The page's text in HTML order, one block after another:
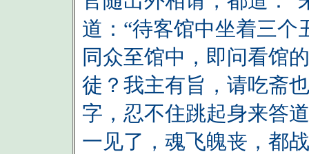
道：“待客馆中坐着三个
同众至馆中，即问看馆
徒？我主有旨，请吃斋
字，忍不住跳起身来答
一见了，魂飞魄丧，都